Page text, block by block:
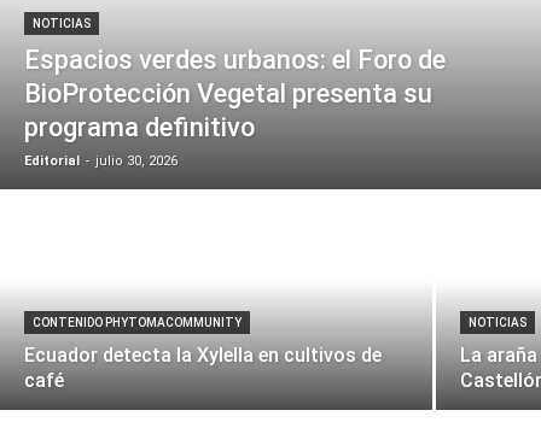
NOTICIAS
Espacios verdes urbanos: el Foro de
BioProtección Vegetal presenta su
programa definitivo
Editorial - julio 30, 2026
CONTENIDO PHYTOMACOMMUNITY
Ecuador detecta la Xylella en cultivos de
café
NOTICIAS
La